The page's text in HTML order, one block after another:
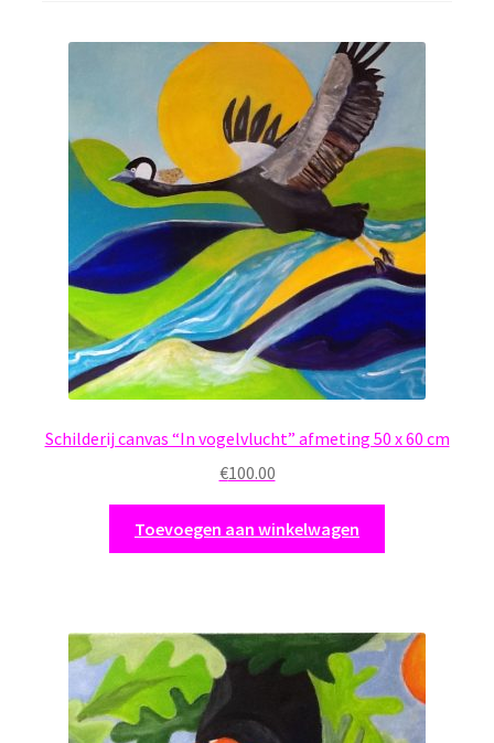
Schilderij canvas “In vogelvlucht” afmeting 50 x 60 cm
€100.00
Toevoegen aan winkelwagen